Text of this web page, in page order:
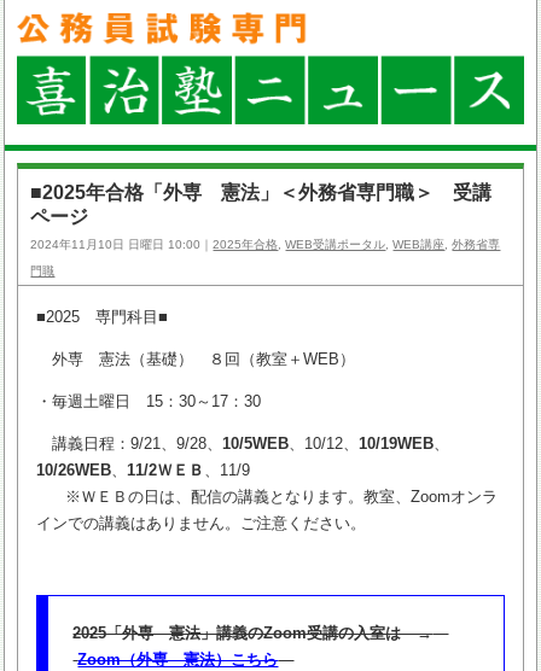
■2025年合格「外専 憲法」＜外務省専門職＞ 受講
ページ
2024年11月10日 日曜日 10:00｜2025年合格,WEB受講ポータル,WEB講座,外務省専
門職
■2025 専門科目■
外専 憲法（基礎） ８回（教室＋WEB）
・毎週土曜日 15：30～17：30
講義日程：9/21、9/28、10/5WEB、10/12、10/19WEB、
10/26WEB、11/2ＷＥＢ 、11/9
※ＷＥＢの日は、配信の講義となります。教室、Zoomオンラ
インでの講義はありません。ご注意ください。
2025「外専 憲法」講義のZoom受講の入室は →
Zoom（外専 憲法）こちら